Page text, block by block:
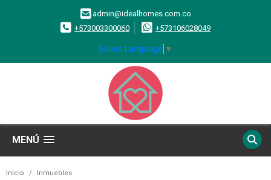
admin@idealhomes.com.co
+573003300060
+573106028049
Select Language ▼
MENÚ
Inicio Inmuebles